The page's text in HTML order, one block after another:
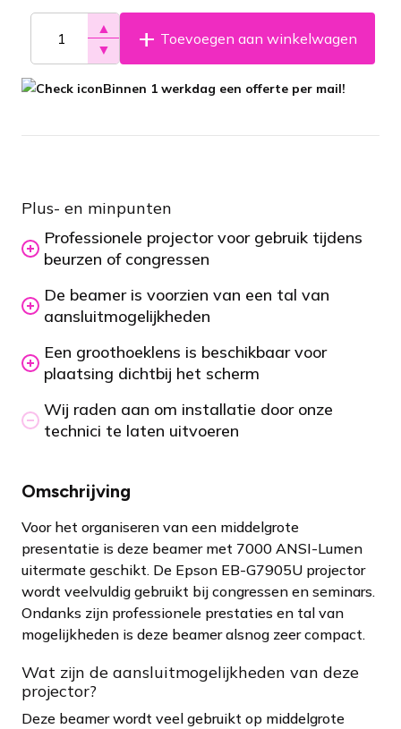
▲
▼
Toevoegen aan winkelwagen
Binnen 1 werkdag een offerte per mail!
Plus- en minpunten
Professionele projector voor gebruik tijdens
beurzen of congressen
De beamer is voorzien van een tal van
aansluitmogelijkheden
Een groothoeklens is beschikbaar voor
plaatsing dichtbij het scherm
Wij raden aan om installatie door onze
technici te laten uitvoeren
Omschrijving
Voor het organiseren van een middelgrote
presentatie is deze beamer met 7000 ANSI-Lumen
uitermate geschikt. De Epson EB-G7905U projector
wordt veelvuldig gebruikt bij congressen en seminars.
Ondanks zijn professionele prestaties en tal van
mogelijkheden is deze beamer alsnog zeer compact.
Wat zijn de aansluitmogelijkheden van deze
projector?
Deze beamer wordt veel gebruikt op middelgrote